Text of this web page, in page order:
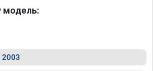
модель:
2003